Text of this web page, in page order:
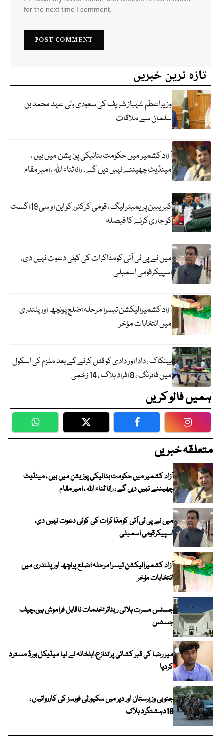
for the next time I comment.
تازہ ترین خبریں
وزیراعظم شہباز شریف کی سعودی ولی عہد محمد بن
سلمان سے ملاقات
آزاد کشمیر میں حکومت بنانیکی پوزیشن میں ہیں ،
مینڈیٹ چھیننے نہیں دیں گے ، رانا ثناء اللہ ، امیر مقام
کیریبین پریمیئر لیگ ، قومی کرکٹرز کو این او سی 19 اگست
کو جاری کرنے کا فیصلہ
میں نے پی ٹی آئی کومذاکرات کی کوئی دعوت نہیں دی،
اسپیکرقومی اسمبلی
آزاد کشمیرالیکشن تیسرا مرحلہ؛ضلع پونچھ اور پلندری
میں انتخابات مؤخر
بینکاک ، دادا اور دادی کو قتل کرنے کے بعد ملزم کی اسکول
میں فائرنگ ، 8 افراد ہلاک ، 14 زخمی
ہمیں فالو کریں
WhatsApp Twitter Facebook
متعلقہ خبریں
آزاد کشمیر میں حکومت بنانیکی پوزیشن میں ہیں ، مینڈیٹ
چھیننے نہیں دیں گے ، رانا ثناء اللہ ، امیر مقام
میں نے پی ٹی آئی کومذاکرات کی کوئی دعوت نہیں دی،
اسپیکرقومی اسمبلی
آزاد کشمیرالیکشن تیسرا مرحلہ؛ضلع پونچھ اور پلندری میں
انتخابات مؤخر
جسٹس مسرت ہلالی ریٹائر؛خدمات ناقابل فراموش ہیں،چیف
جسٹس
میر رضا کی قبر کشائی پر تنازع،اہلخانہ نے نیا میڈیکل بورڈ مسترد
کردیا
جنوبی وزیرستان اور دیر میں سکیورٹی فورسز کی کارروائیاں ،
10دہشتگرد ہلاک